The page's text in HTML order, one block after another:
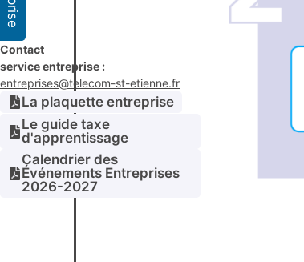
Contact
service entreprise :
entreprises@telecom-st-etienne.fr
La plaquette entreprise
Le guide taxe
d'apprentissage
Calendrier des
Événements Entreprises
2026-2027